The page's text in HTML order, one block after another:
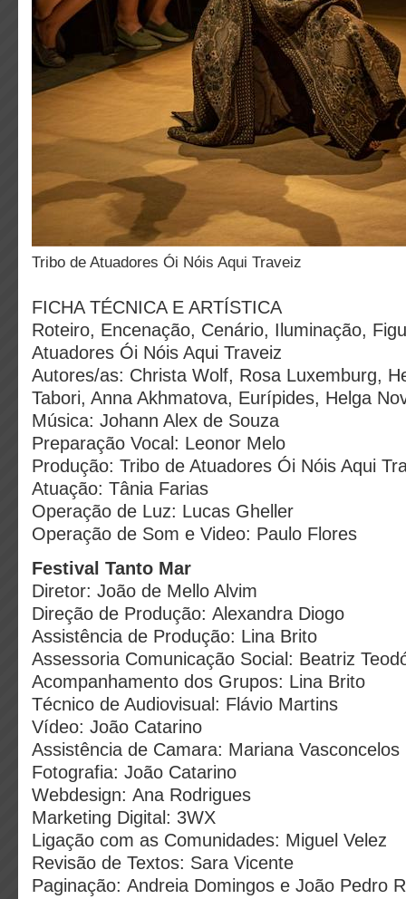
Tribo de Atuadores Ói Nóis Aqui Traveiz
FICHA TÉCNICA E ARTÍSTICA
Roteiro, Encenação, Cenário, Iluminação,
Atuadores Ói Nóis Aqui Traveiz
Autores/as: Christa Wolf, Rosa Luxemburg,
Tabori, Anna Akhmatova, Eurípides, Helga
Música: Johann Alex de Souza
Preparação Vocal: Leonor Melo
Produção: Tribo de Atuadores Ói Nóis Aqui
Atuação: Tânia Farias
Operação de Luz: Lucas Gheller
Operação de Som e Video: Paulo Flores
Festival Tanto Mar
Diretor: João de Mello Alvim
Direção de Produção: Alexandra Diogo
Assistência de Produção: Lina Brito
Assessoria Comunicação Social: Beatriz
Acompanhamento dos Grupos: Lina Brito
Técnico de Audiovisual: Flávio Martins
Vídeo: João Catarino
Assistência de Camara: Mariana Vasconcelos
Fotografia: João Catarino
Webdesign: Ana Rodrigues
Marketing Digital: 3WX
Ligação com as Comunidades: Miguel Velez
Revisão de Textos: Sara Vicente
Paginação: Andreia Domingos e João Pedro